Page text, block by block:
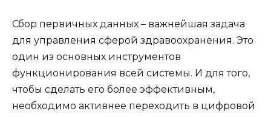
Сбор первичных данных – важнейшая задача
для управления сферой здравоохранения. Это
один из основных инструментов
функционирования всей системы. И для того,
чтобы сделать его более эффективным,
необходимо активнее переходить в цифровой